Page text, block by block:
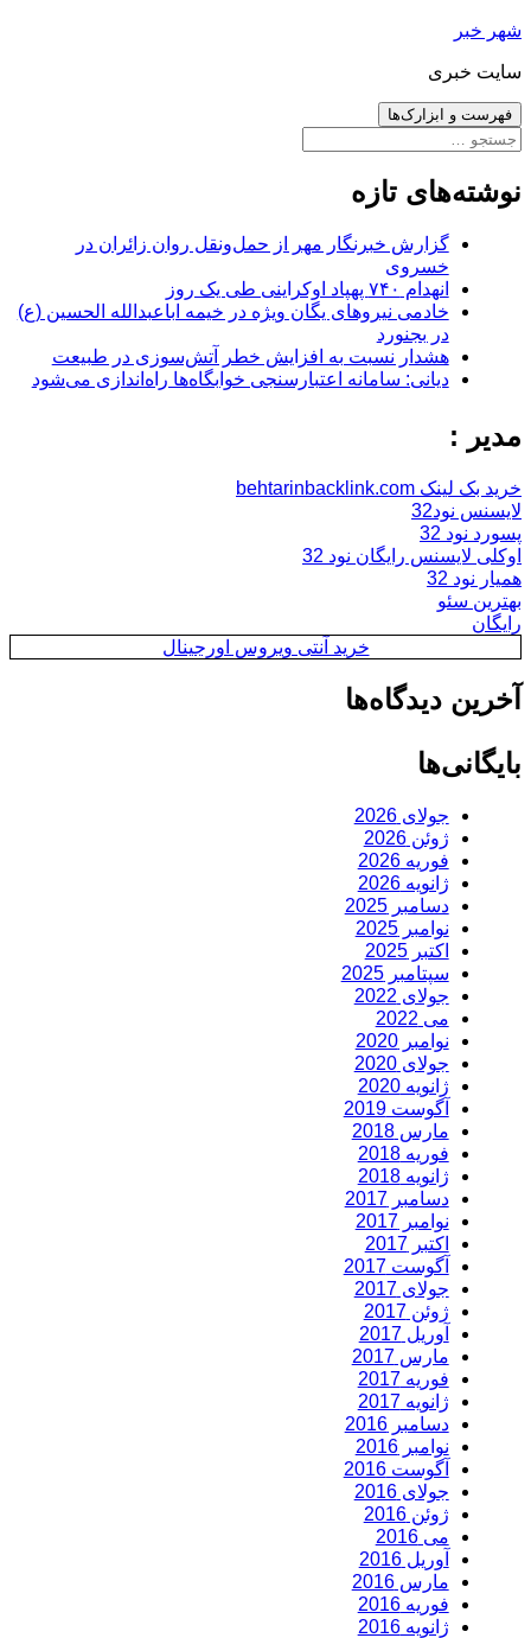
رفتن
نوشته‌ها
شهر خبر
سایت خبری
فهرست و ابزارک‌ها
جستجو
نوشته‌های تازه
گزارش خبرنگار مهر از حمل‌ونقل روان زائران در
خسروی
انهدام ۷۴۰ پهپاد اوکراینی طی یک روز
خادمی نیروهای یگان ویژه در خیمه اباعبدالله الحسین (ع)
در بجنورد
هشدار نسبت به افزایش خطر آتش‌سوزی در طبیعت
دیانی: سامانه اعتبارسنجی خوابگاه‌ها راه‌اندازی می‌شود
مدیر :
خرید بک لینک behtarinbacklink.com
لایسنس نود32
پسورد نود 32
اوکلی لایسنس رایگان نود 32
همیار نود 32
بهترین سئو
رایگان
خرید آنتی ویروس اورجینال
آخرین دیدگاه‌ها
بایگانی‌ها
جولای 2026
ژوئن 2026
فوریه 2026
ژانویه 2026
دسامبر 2025
نوامبر 2025
اکتبر 2025
سپتامبر 2025
جولای 2022
می 2022
نوامبر 2020
جولای 2020
ژانویه 2020
آگوست 2019
مارس 2018
فوریه 2018
ژانویه 2018
دسامبر 2017
نوامبر 2017
اکتبر 2017
آگوست 2017
جولای 2017
ژوئن 2017
آوریل 2017
مارس 2017
فوریه 2017
ژانویه 2017
دسامبر 2016
نوامبر 2016
آگوست 2016
جولای 2016
ژوئن 2016
می 2016
آوریل 2016
مارس 2016
فوریه 2016
ژانویه 2016